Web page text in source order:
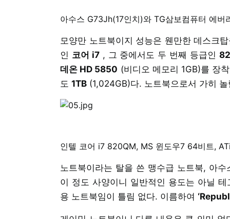
아수스 G73Jh(17인치)와 TG삼보컴퓨터 에버
모양만 노트북이지 성능은 웬만한 데스크
인 코어 i7, 그 중에서도 두 번째 등급인
데온 HD 5850 (비디오 메모리 1GB)를 장
도 1TB (1,024GB)다. 노트북으로서 가히
인텔 코어 i7 820QM, MS 윈도우7 64비트,
노트북이라는 탈을 쓴 맹수급 노트북, 아
이 정도 사양이니 일반적인 용도는 아닐
용 노트북임이 틀림 없다. 이름하여